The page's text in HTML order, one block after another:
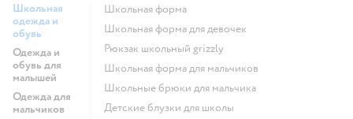
Школьная
одежда и
обувь
Одежда и
обувь для
малышей
Одежда для
мальчиков
Школьная форма
Школьная форма для девочек
Рюкзак школьный grizzly
Школьная форма для мальчиков
Школьные брюки для мальчика
Детские блузки для школы